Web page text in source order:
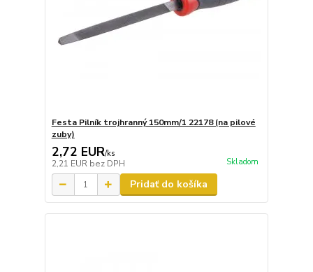
Festa Pilník trojhranný 150mm/1 22178 (na pilové
zuby)
2,72 EUR/ks
2,21 EUR bez DPH Skladom
Pridať do košíka